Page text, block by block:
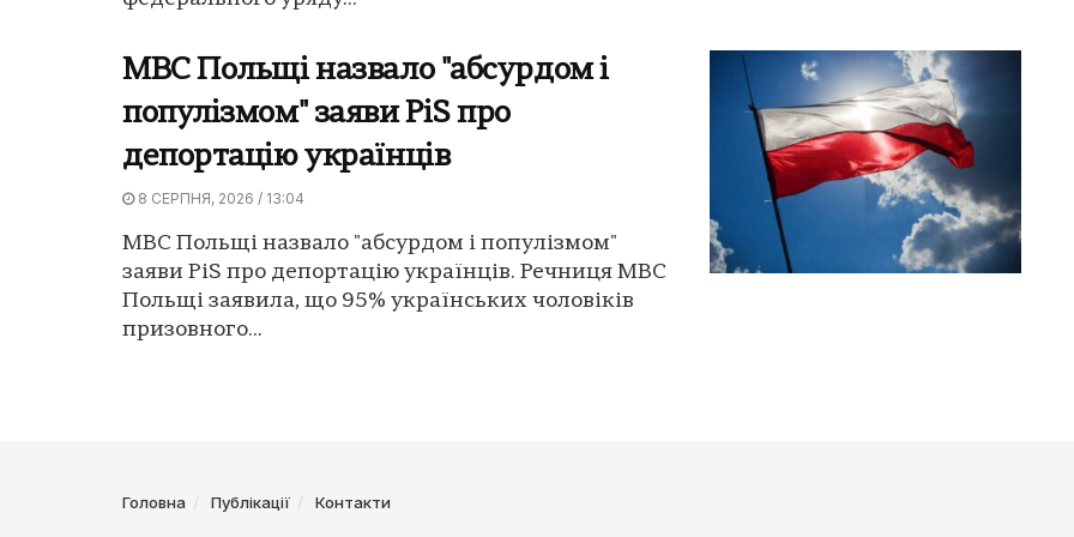
МВС Польщі назвало "абсурдом і
популізмом" заяви PiS про
депортацію українців
8 СЕРПНЯ, 2026 / 13:04
МВС Польщі назвало "абсурдом і популізмом"
заяви PiS про депортацію українців. Речниця МВС
Польщі заявила, що 95% українських чоловіків
призовного...
Головна Публікації Контакти